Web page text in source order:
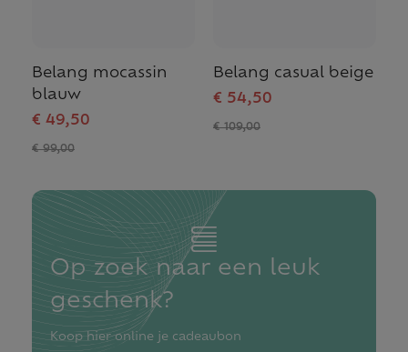
Belang mocassin
blauw
€ 49,50
€ 99,00
Belang casual beige
€ 54,50
€ 109,00
Op zoek naar een leuk
geschenk?
Koop hier online je cadeaubon